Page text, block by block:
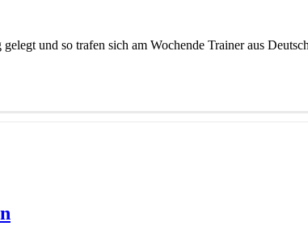
und so trafen sich am Wochende Trainer aus